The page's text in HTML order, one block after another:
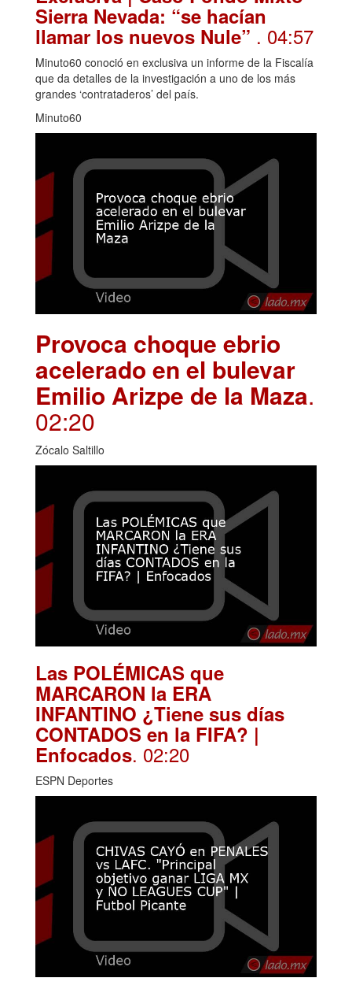
Sierra Nevada: “se hacían
llamar los nuevos Nule” . 04:57
Minuto60 conoció en exclusiva un informe de la Fiscalía
que da detalles de la investigación a uno de los más
grandes ‘contrataderos’ del país.
Minuto60
Provoca choque ebrio
acelerado en el bulevar
Emilio Arizpe de la Maza.
02:20
Zócalo Saltillo
Las POLÉMICAS que
MARCARON la ERA
INFANTINO ¿Tiene sus días
CONTADOS en la FIFA? |
Enfocados. 02:20
ESPN Deportes